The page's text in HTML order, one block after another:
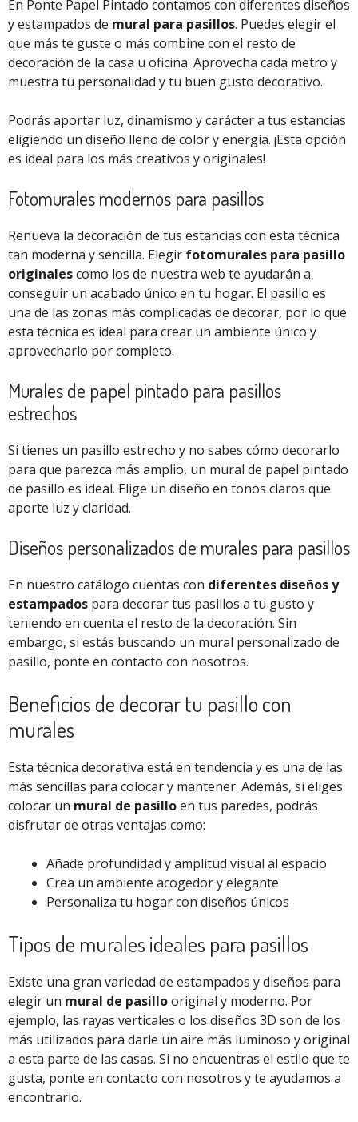
En Ponte Papel Pintado contamos con diferentes diseños
y estampados de mural para pasillos. Puedes elegir el
que más te guste o más combine con el resto de
decoración de la casa u oficina. Aprovecha cada metro y
muestra tu personalidad y tu buen gusto decorativo.
Podrás aportar luz, dinamismo y carácter a tus estancias
eligiendo un diseño lleno de color y energía. ¡Esta opción
es ideal para los más creativos y originales!
Fotomurales modernos para pasillos
Renueva la decoración de tus estancias con esta técnica
tan moderna y sencilla. Elegir fotomurales para pasillo
originalescomo los de nuestra web te ayudarán a
conseguir un acabado único en tu hogar. El pasillo es
una de las zonas más complicadas de decorar, por lo que
esta técnica es ideal para crear un ambiente único y
aprovecharlo por completo.
Murales de papel pintado para pasillos
estrechos
Si tienes un pasillo estrecho y no sabes cómo decorarlo
para que parezca más amplio, un mural de papel pintado
de pasillo es ideal. Elige un diseño en tonos claros que
aporte luz y claridad.
Diseños personalizados de murales para pasillos
En nuestro catálogo cuentas con diferentes diseños y
estampados para decorar tus pasillos a tu gusto y
teniendo en cuenta el resto de la decoración. Sin
embargo, si estás buscando un mural personalizado de
pasillo, ponte en contacto con nosotros.
Beneficios de decorar tu pasillo con
murales
Esta técnica decorativa está en tendencia y es una de las
más sencillas para colocar y mantener. Además, si eliges
colocar un mural de pasilloen tus paredes, podrás
disfrutar de otras ventajas como:
Añade profundidad y amplitud visual al espacio
Crea un ambiente acogedor y elegante
Personaliza tu hogar con diseños únicos
Tipos de murales ideales para pasillos
Existe una gran variedad de estampados y diseños para
elegir un mural de pasillooriginal y moderno. Por
ejemplo, las rayas verticales o los diseños 3D son de los
más utilizados para darle un aire más luminoso y original
a esta parte de las casas. Si no encuentras el estilo que te
gusta, ponte en contacto con nosotros y te ayudamos a
encontrarlo.